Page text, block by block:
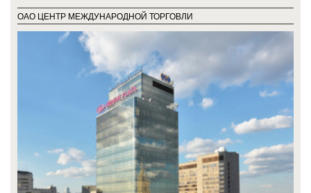
ОАО ЦЕНТР МЕЖДУНАРОДНОЙ ТОРГОВЛИ